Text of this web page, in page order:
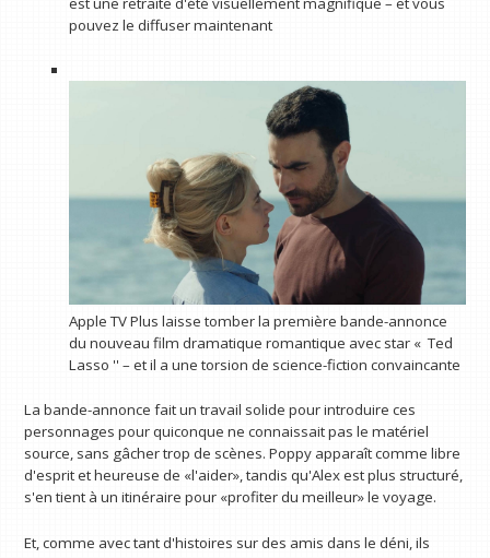
pouvez le diffuser maintenant
Apple TV Plus laisse tomber la première bande-annonce
du nouveau film dramatique romantique avec star « Ted
Lasso '' – et il a une torsion de science-fiction convaincante
La bande-annonce fait un travail solide pour introduire ces
personnages pour quiconque ne connaissait pas le matériel
source, sans gâcher trop de scènes. Poppy apparaît comme libre
d'esprit et heureuse de «l'aider», tandis qu'Alex est plus structuré,
s'en tient à un itinéraire pour «profiter du meilleur» le voyage.
Et, comme avec tant d'histoires sur des amis dans le déni, ils